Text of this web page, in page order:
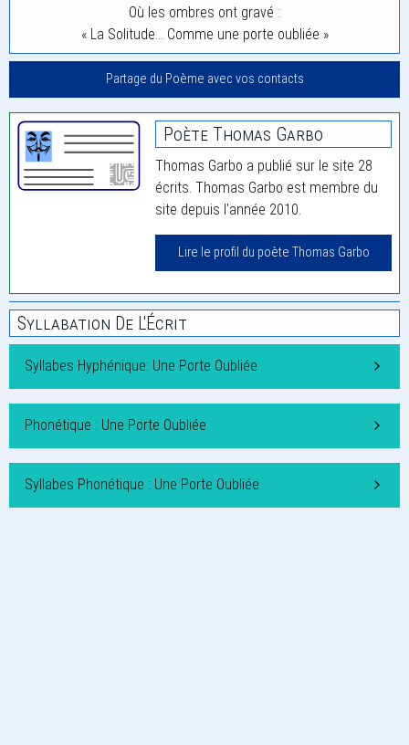
Où les ombres ont gravé :
« La Solitude… Comme une porte oubliée »
Partage du Poème avec vos contacts
Poète Thomas Garbo
Thomas Garbo a publié sur le site 28
écrits. Thomas Garbo est membre du
site depuis l'année 2010.
Lire le profil du poète Thomas Garbo
Syllabation De L'Écrit
Syllabes Hyphénique: Une Porte Oubliée
Phonétique : Une Porte Oubliée
Syllabes Phonétique : Une Porte Oubliée